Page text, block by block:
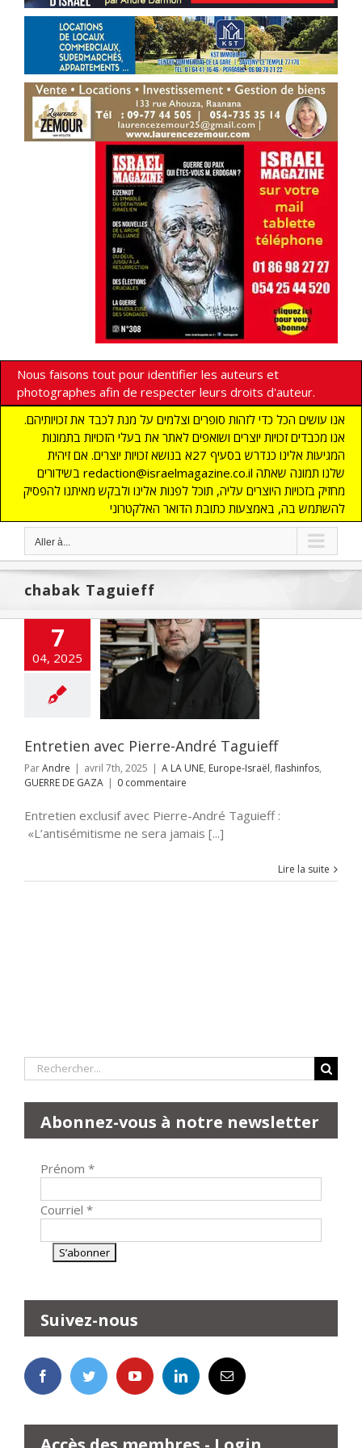
Nous faisons tout pour identifier les auteurs et
photographes afin de respecter leurs droits d'auteur.
אנו עושים הכל כדי לזהות סופרים וצלמים על מנת לכבד את זכויותיהם.
אנו מכבדים זכויות יוצרים ושואפים לאתר את בעלי הזכויות בתמונות
המגיעות אלינו כנדרש בסעיף 27א בנושא זכויות יוצרים. אם זיהית
בשידורים redaction@israelmagazine.co.il שלנו תמונה שאתה
מחזיק בזכויות היוצרים עליה, תוכל לפנות אלינו ולבקש מאיתנו להפסיק
להשתמש בה, באמצעות כתובת הדואר האלקטרוני
Aller à...
chabak Taguieff
7
04, 2025
avec Pierre-
Taguieff
Europe-Israël
GUERRE DE
Entretien avec Pierre-André Taguieff
ParAndre | avril 7th, 2025 | A LA UNE, Europe-Israël, flashinfos,
GUERRE DE GAZA | 0 commentaire
Entretien exclusif avec Pierre-André Taguieff :
«L’antisémitisme ne sera jamais [...]
Lire la suite
Rechercher:
Abonnez-vous à notre newsletter
Prénom *
Courriel *
Suivez-nous